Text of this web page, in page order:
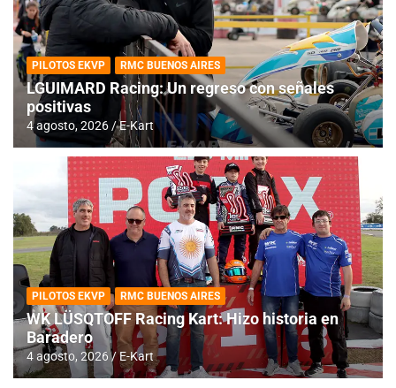
PILOTOS EKVP RMC BUENOS AIRES
LGUIMARD Racing: Un regreso con señales
positivas
4 agosto, 2026 E-Kart
PILOTOS EKVP RMC BUENOS AIRES
WK LÜSQTOFF Racing Kart: Hizo historia en
Baradero
4 agosto, 2026 E-Kart